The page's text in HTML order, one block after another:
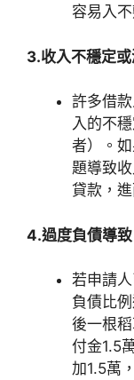
容易入不
3.收入不穩定
許多借
入的不
者）。
題導致
貸款，
4.過度負債導致
若申請
負債比
後一根
付金1.5
加1.5萬